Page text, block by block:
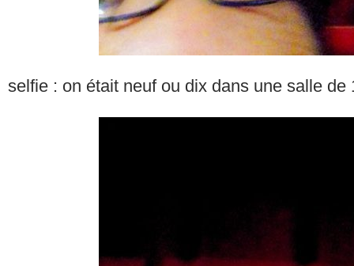
selfie : on était neuf ou dix dans une salle de